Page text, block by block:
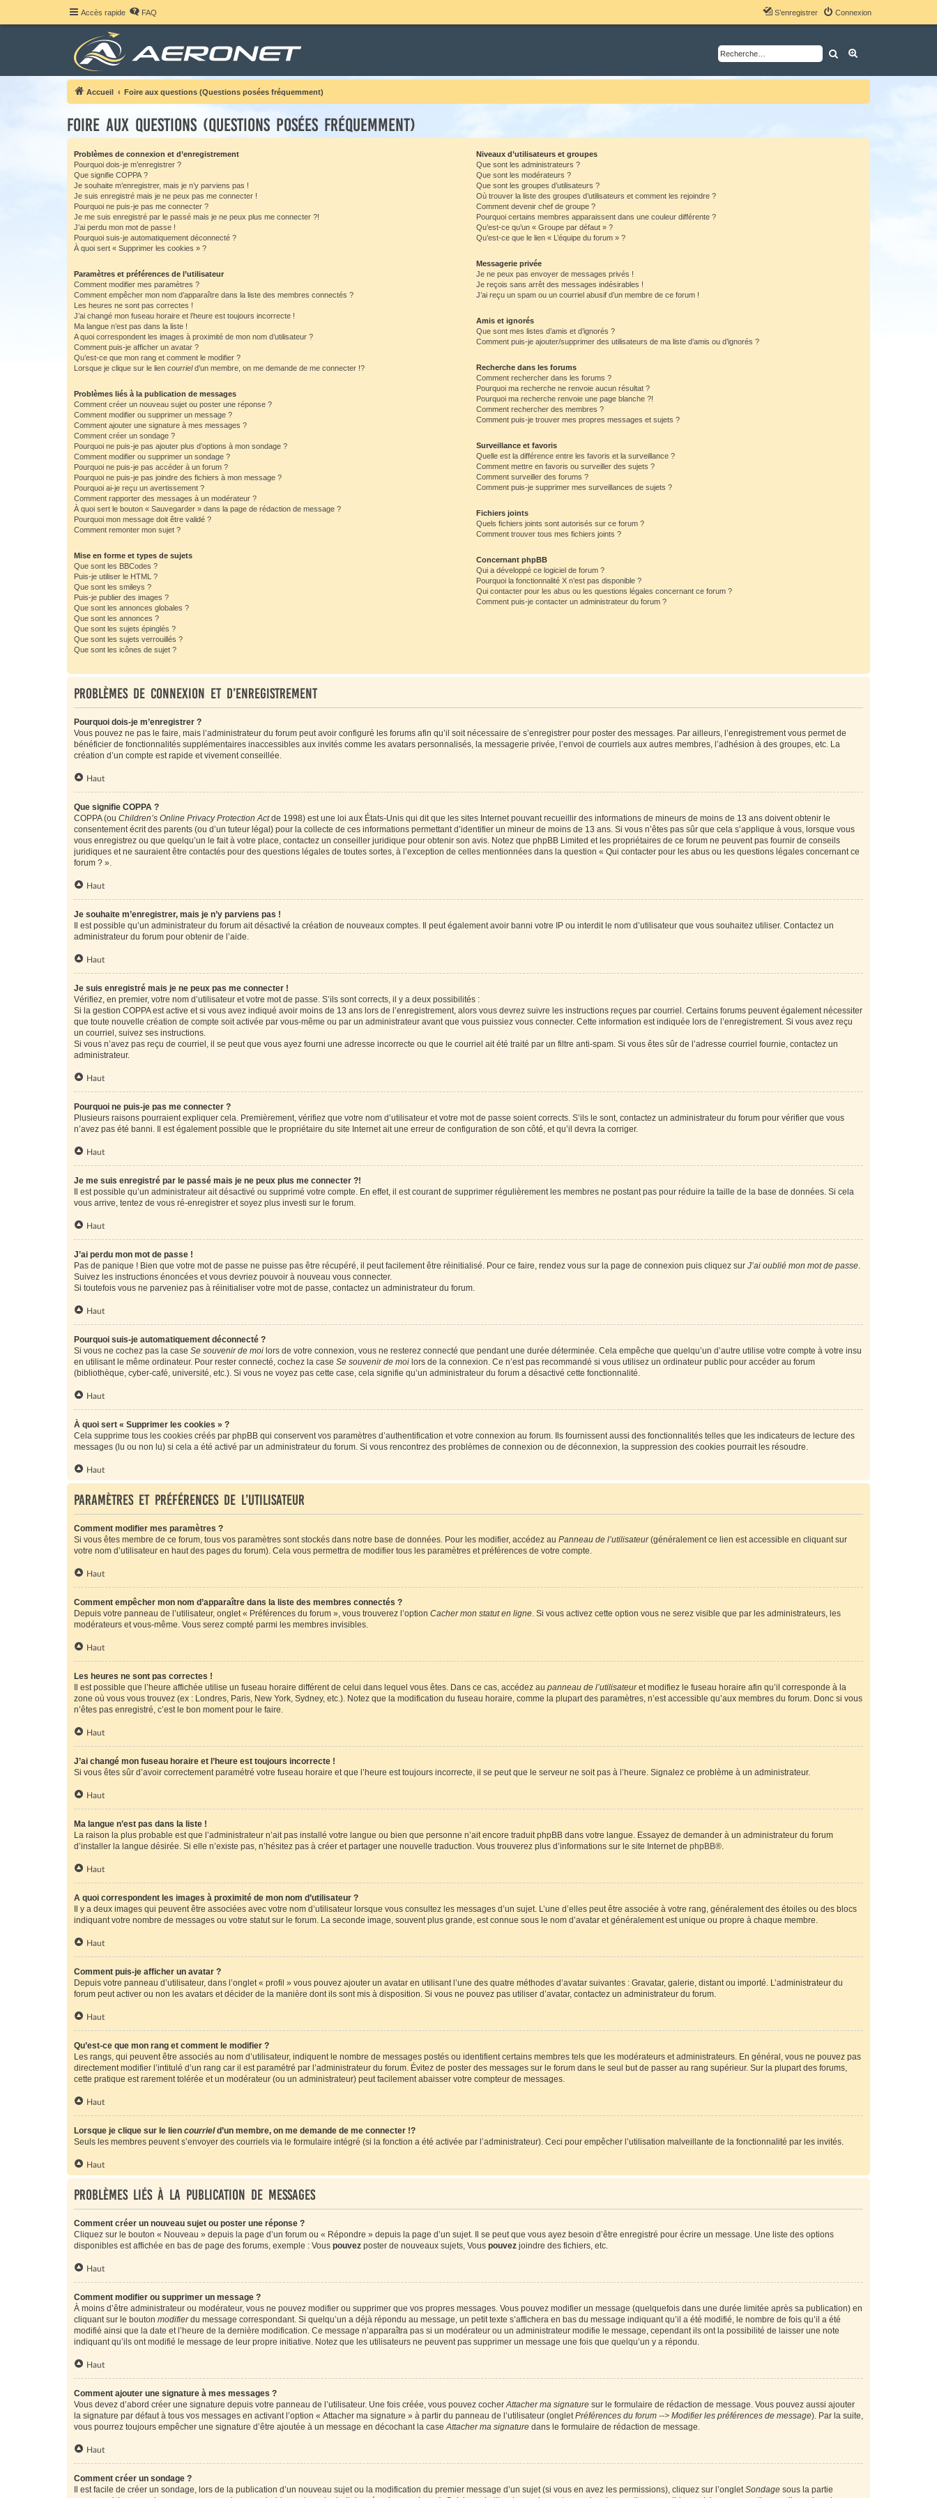
Accès rapide FAQ Connexion
S’enregistrer
Rechercher
Accueil Foire aux questions (Questions posées fréquemment)
Foire aux questions (Questions posées fréquemment)
Problèmes de connexion et d’enregistrement
Pourquoi dois-je m’enregistrer ?
Que signifie COPPA ?
Je souhaite m’enregistrer, mais je n’y parviens pas !
Je suis enregistré mais je ne peux pas me connecter !
Pourquoi ne puis-je pas me connecter ?
Je me suis enregistré par le passé mais je ne peux plus me connecter ?!
J’ai perdu mon mot de passe !
Pourquoi suis-je automatiquement déconnecté ?
À quoi sert « Supprimer les cookies » ?
Paramètres et préférences de l’utilisateur
Comment modifier mes paramètres ?
Comment empêcher mon nom d’apparaître dans la liste des membres connectés ?
Les heures ne sont pas correctes !
J’ai changé mon fuseau horaire et l’heure est toujours incorrecte !
Ma langue n’est pas dans la liste !
A quoi correspondent les images à proximité de mon nom d’utilisateur ?
Comment puis-je afficher un avatar ?
Qu’est-ce que mon rang et comment le modifier ?
Lorsque je clique sur le lien courrield’un membre, on me demande de me connecter !?
Problèmes liés à la publication de messages
Comment créer un nouveau sujet ou poster une réponse ?
Comment modifier ou supprimer un message ?
Comment ajouter une signature à mes messages ?
Comment créer un sondage ?
Pourquoi ne puis-je pas ajouter plus d’options à mon sondage ?
Comment modifier ou supprimer un sondage ?
Pourquoi ne puis-je pas accéder à un forum ?
Pourquoi ne puis-je pas joindre des fichiers à mon message ?
Pourquoi ai-je reçu un avertissement ?
Comment rapporter des messages à un modérateur ?
À quoi sert le bouton « Sauvegarder » dans la page de rédaction de message ?
Pourquoi mon message doit être validé ?
Comment remonter mon sujet ?
Mise en forme et types de sujets
Que sont les BBCodes ?
Puis-je utiliser le HTML ?
Que sont les smileys ?
Puis-je publier des images ?
Que sont les annonces globales ?
Que sont les annonces ?
Que sont les sujets épinglés ?
Que sont les sujets verrouillés ?
Que sont les icônes de sujet ?
Niveaux d’utilisateurs et groupes
Que sont les administrateurs ?
Que sont les modérateurs ?
Que sont les groupes d’utilisateurs ?
Où trouver la liste des groupes d’utilisateurs et comment les rejoindre ?
Comment devenir chef de groupe ?
Pourquoi certains membres apparaissent dans une couleur différente ?
Qu’est-ce qu’un « Groupe par défaut » ?
Qu’est-ce que le lien « L’équipe du forum » ?
Messagerie privée
Je ne peux pas envoyer de messages privés !
Je reçois sans arrêt des messages indésirables !
J’ai reçu un spam ou un courriel abusif d’un membre de ce forum !
Amis et ignorés
Que sont mes listes d’amis et d’ignorés ?
Comment puis-je ajouter/supprimer des utilisateurs de ma liste d’amis ou d’ignorés ?
Recherche dans les forums
Comment rechercher dans les forums ?
Pourquoi ma recherche ne renvoie aucun résultat ?
Pourquoi ma recherche renvoie une page blanche ?!
Comment rechercher des membres ?
Comment puis-je trouver mes propres messages et sujets ?
Surveillance et favoris
Quelle est la différence entre les favoris et la surveillance ?
Comment mettre en favoris ou surveiller des sujets ?
Comment surveiller des forums ?
Comment puis-je supprimer mes surveillances de sujets ?
Fichiers joints
Quels fichiers joints sont autorisés sur ce forum ?
Comment trouver tous mes fichiers joints ?
Concernant phpBB
Qui a développé ce logiciel de forum ?
Pourquoi la fonctionnalité X n’est pas disponible ?
Qui contacter pour les abus ou les questions légales concernant ce forum ?
Comment puis-je contacter un administrateur du forum ?
Problèmes de connexion et d’enregistrement
Pourquoi dois-je m’enregistrer ?
Vous pouvez ne pas le faire, mais l’administrateur du forum peut avoir configuré les forums afin qu’il soit nécessaire de s’enregistrer pour poster des messages. Par ailleurs, l’enregistrement vous permet de
bénéficier de fonctionnalités supplémentaires inaccessibles aux invités comme les avatars personnalisés, la messagerie privée, l’envoi de courriels aux autres membres, l’adhésion à des groupes, etc. La
création d’un compte est rapide et vivement conseillée.
Haut
Que signifie COPPA ?
COPPA (ou Children’s Online Privacy Protection Actde 1998) est une loi aux États-Unis qui dit que les sites Internet pouvant recueillir des informations de mineurs de moins de 13 ans doivent obtenir le
consentement écrit des parents (ou d’un tuteur légal) pour la collecte de ces informations permettant d’identifier un mineur de moins de 13 ans. Si vous n’êtes pas sûr que cela s’applique à vous, lorsque vous
vous enregistrez ou que quelqu’un le fait à votre place, contactez un conseiller juridique pour obtenir son avis. Notez que phpBB Limited et les propriétaires de ce forum ne peuvent pas fournir de conseils
juridiques et ne sauraient être contactés pour des questions légales de toutes sortes, à l’exception de celles mentionnées dans la question « Qui contacter pour les abus ou les questions légales concernant ce
forum ? ».
Haut
Je souhaite m’enregistrer, mais je n’y parviens pas !
Il est possible qu’un administrateur du forum ait désactivé la création de nouveaux comptes. Il peut également avoir banni votre IP ou interdit le nom d’utilisateur que vous souhaitez utiliser. Contactez un
administrateur du forum pour obtenir de l’aide.
Haut
Je suis enregistré mais je ne peux pas me connecter !
Vérifiez, en premier, votre nom d’utilisateur et votre mot de passe. S’ils sont corrects, il y a deux possibilités :
Si la gestion COPPA est active et si vous avez indiqué avoir moins de 13 ans lors de l’enregistrement, alors vous devrez suivre les instructions reçues par courriel. Certains forums peuvent également nécessiter
que toute nouvelle création de compte soit activée par vous-même ou par un administrateur avant que vous puissiez vous connecter. Cette information est indiquée lors de l’enregistrement. Si vous avez reçu
un courriel, suivez ses instructions.
Si vous n’avez pas reçu de courriel, il se peut que vous ayez fourni une adresse incorrecte ou que le courriel ait été traité par un filtre anti-spam. Si vous êtes sûr de l’adresse courriel fournie, contactez un
administrateur.
Haut
Pourquoi ne puis-je pas me connecter ?
Plusieurs raisons pourraient expliquer cela. Premièrement, vérifiez que votre nom d’utilisateur et votre mot de passe soient corrects. S’ils le sont, contactez un administrateur du forum pour vérifier que vous
n’avez pas été banni. Il est également possible que le propriétaire du site Internet ait une erreur de configuration de son côté, et qu’il devra la corriger.
Haut
Je me suis enregistré par le passé mais je ne peux plus me connecter ?!
Il est possible qu’un administrateur ait désactivé ou supprimé votre compte. En effet, il est courant de supprimer régulièrement les membres ne postant pas pour réduire la taille de la base de données. Si cela
vous arrive, tentez de vous ré-enregistrer et soyez plus investi sur le forum.
Haut
J’ai perdu mon mot de passe !
Pas de panique ! Bien que votre mot de passe ne puisse pas être récupéré, il peut facilement être réinitialisé. Pour ce faire, rendez vous sur la page de connexion puis cliquez sur J’ai oublié mon mot de passe.
Suivez les instructions énoncées et vous devriez pouvoir à nouveau vous connecter.
Si toutefois vous ne parveniez pas à réinitialiser votre mot de passe, contactez un administrateur du forum.
Haut
Pourquoi suis-je automatiquement déconnecté ?
Si vous ne cochez pas la case Se souvenir de moi lors de votre connexion, vous ne resterez connecté que pendant une durée déterminée. Cela empêche que quelqu’un d’autre utilise votre compte à votre insu
en utilisant le même ordinateur. Pour rester connecté, cochez la case Se souvenir de moi lors de la connexion. Ce n’est pas recommandé si vous utilisez un ordinateur public pour accéder au forum
(bibliothèque, cyber-café, université, etc.). Si vous ne voyez pas cette case, cela signifie qu’un administrateur du forum a désactivé cette fonctionnalité.
Haut
À quoi sert « Supprimer les cookies » ?
Cela supprime tous les cookies créés par phpBB qui conservent vos paramètres d’authentification et votre connexion au forum. Ils fournissent aussi des fonctionnalités telles que les indicateurs de lecture des
messages (lu ou non lu) si cela a été activé par un administrateur du forum. Si vous rencontrez des problèmes de connexion ou de déconnexion, la suppression des cookies pourrait les résoudre.
Haut
Paramètres et préférences de l’utilisateur
Comment modifier mes paramètres ?
Si vous êtes membre de ce forum, tous vos paramètres sont stockés dans notre base de données. Pour les modifier, accédez au Panneau de l’utilisateur(généralement ce lien est accessible en cliquant sur
votre nom d’utilisateur en haut des pages du forum). Cela vous permettra de modifier tous les paramètres et préférences de votre compte.
Haut
Comment empêcher mon nom d’apparaître dans la liste des membres connectés ?
Depuis votre panneau de l’utilisateur, onglet « Préférences du forum », vous trouverez l’option Cacher mon statut en ligne. Si vous activez cette option vous ne serez visible que par les administrateurs, les
modérateurs et vous-même. Vous serez compté parmi les membres invisibles.
Haut
Les heures ne sont pas correctes !
Il est possible que l’heure affichée utilise un fuseau horaire différent de celui dans lequel vous êtes. Dans ce cas, accédez au panneau de l’utilisateuret modifiez le fuseau horaire afin qu’il corresponde à la
zone où vous vous trouvez (ex : Londres, Paris, New York, Sydney, etc.). Notez que la modification du fuseau horaire, comme la plupart des paramètres, n’est accessible qu’aux membres du forum. Donc si vous
n’êtes pas enregistré, c’est le bon moment pour le faire.
Haut
J’ai changé mon fuseau horaire et l’heure est toujours incorrecte !
Si vous êtes sûr d’avoir correctement paramétré votre fuseau horaire et que l’heure est toujours incorrecte, il se peut que le serveur ne soit pas à l’heure. Signalez ce problème à un administrateur.
Haut
Ma langue n’est pas dans la liste !
La raison la plus probable est que l’administrateur n’ait pas installé votre langue ou bien que personne n’ait encore traduit phpBB dans votre langue. Essayez de demander à un administrateur du forum
d’installer la langue désirée. Si elle n’existe pas, n’hésitez pas à créer et partager une nouvelle traduction. Vous trouverez plus d’informations sur le site Internet de phpBB®.
Haut
A quoi correspondent les images à proximité de mon nom d’utilisateur ?
Il y a deux images qui peuvent être associées avec votre nom d’utilisateur lorsque vous consultez les messages d’un sujet. L’une d’elles peut être associée à votre rang, généralement des étoiles ou des blocs
indiquant votre nombre de messages ou votre statut sur le forum. La seconde image, souvent plus grande, est connue sous le nom d’avatar et généralement est unique ou propre à chaque membre.
Haut
Comment puis-je afficher un avatar ?
Depuis votre panneau d’utilisateur, dans l’onglet « profil » vous pouvez ajouter un avatar en utilisant l’une des quatre méthodes d’avatar suivantes : Gravatar, galerie, distant ou importé. L’administrateur du
forum peut activer ou non les avatars et décider de la manière dont ils sont mis à disposition. Si vous ne pouvez pas utiliser d’avatar, contactez un administrateur du forum.
Haut
Qu’est-ce que mon rang et comment le modifier ?
Les rangs, qui peuvent être associés au nom d’utilisateur, indiquent le nombre de messages postés ou identifient certains membres tels que les modérateurs et administrateurs. En général, vous ne pouvez pas
directement modifier l’intitulé d’un rang car il est paramétré par l’administrateur du forum. Évitez de poster des messages sur le forum dans le seul but de passer au rang supérieur. Sur la plupart des forums,
cette pratique est rarement tolérée et un modérateur (ou un administrateur) peut facilement abaisser votre compteur de messages.
Haut
Lorsque je clique sur le lien courrield’un membre, on me demande de me connecter !?
Seuls les membres peuvent s’envoyer des courriels via le formulaire intégré (si la fonction a été activée par l’administrateur). Ceci pour empêcher l’utilisation malveillante de la fonctionnalité par les invités.
Haut
Problèmes liés à la publication de messages
Comment créer un nouveau sujet ou poster une réponse ?
Cliquez sur le bouton « Nouveau » depuis la page d’un forum ou « Répondre » depuis la page d’un sujet. Il se peut que vous ayez besoin d’être enregistré pour écrire un message. Une liste des options
disponibles est affichée en bas de page des forums, exemple : Vous pouvez poster de nouveaux sujets, Vous pouvez joindre des fichiers, etc.
Haut
Comment modifier ou supprimer un message ?
À moins d’être administrateur ou modérateur, vous ne pouvez modifier ou supprimer que vos propres messages. Vous pouvez modifier un message (quelquefois dans une durée limitée après sa publication) en
cliquant sur le bouton modifierdu message correspondant. Si quelqu’un a déjà répondu au message, un petit texte s’affichera en bas du message indiquant qu’il a été modifié, le nombre de fois qu’il a été
modifié ainsi que la date et l’heure de la dernière modification. Ce message n’apparaîtra pas si un modérateur ou un administrateur modifie le message, cependant ils ont la possibilité de laisser une note
indiquant qu’ils ont modifié le message de leur propre initiative. Notez que les utilisateurs ne peuvent pas supprimer un message une fois que quelqu’un y a répondu.
Haut
Comment ajouter une signature à mes messages ?
Vous devez d’abord créer une signature depuis votre panneau de l’utilisateur. Une fois créée, vous pouvez cocherAttacher ma signature sur le formulaire de rédaction de message. Vous pouvez aussi ajouter
la signature par défaut à tous vos messages en activant l’option « Attacher ma signature » à partir du panneau de l’utilisateur (ongletPréférences du forum --> Modifier les préférences de message). Par la suite,
vous pourrez toujours empêcher une signature d’être ajoutée à un message en décochant la caseAttacher ma signature dans le formulaire de rédaction de message.
Haut
Comment créer un sondage ?
Il est facile de créer un sondage, lors de la publication d’un nouveau sujet ou la modification du premier message d’un sujet (si vous en avez les permissions), cliquez sur l’ongletSondage sous la partie